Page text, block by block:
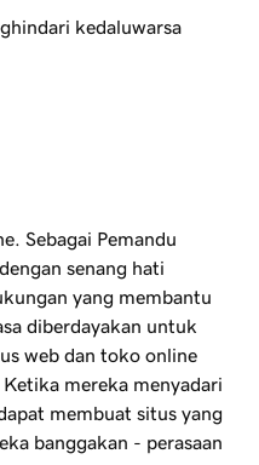
orang lain
GoDaddy?
untuk bisnis saya
Situs Web +
1m 25s
kedaluwarsa
Sebagai Pemandu
senang hati
yang membantu
diberdayakan untuk
web dan toko online
mereka menyadari
membuat situs yang
banggakan - perasaan